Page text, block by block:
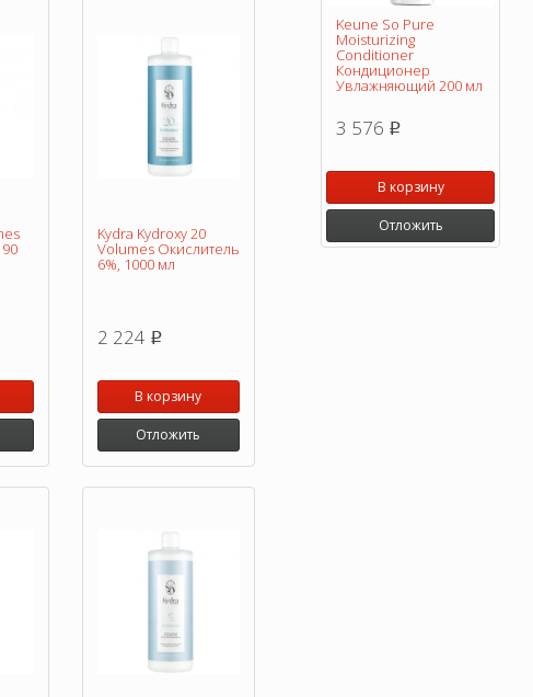
Kydra Kydroxy 20
Volumes Окислитель
6%, 1000 мл
2 224 p
В корзину
Отложить
Keune So Pure
Moisturizing
Conditioner
Кондиционер
Увлажняющий 200 мл
3 576 p
В корзину
Отложить